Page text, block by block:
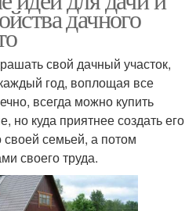
дачного
свой дачный участок,
год, воплощая все
всегда можно купить
но куда приятнее создать его
семьей, а потом
своего труда.